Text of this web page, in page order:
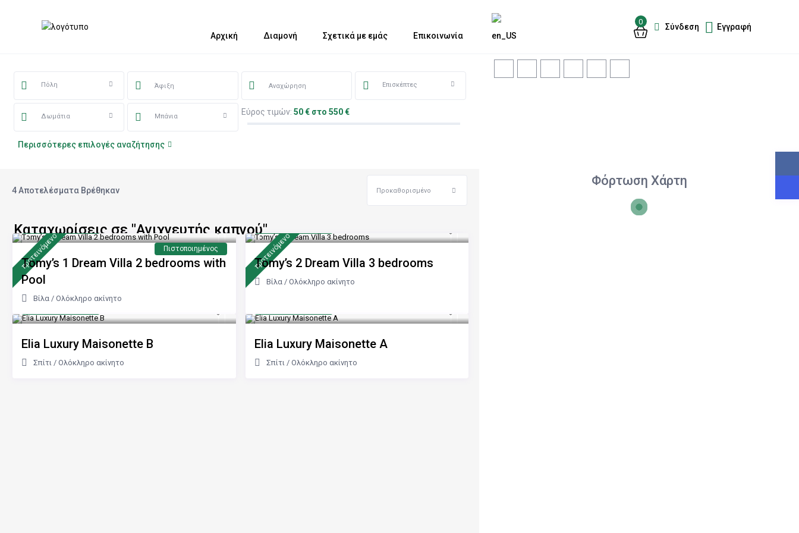
Αρχική Διαμονή Σχετικά με εμάς Επικοινωνία
0
Σύνδεση Εγγραφή
Φόρτωση Χάρτη
Πόλη Επισκέπτες
Δωμάτια Μπάνια Εύρος τιμών: 50 € στο 550 €
Περισσότερες επιλογές αναζήτησης
4 Αποτελέσματα Βρέθηκαν Προκαθορισμένο
Καταχωρίσεις σε "Ανιχνευτής καπνού"
από 240 €/νύχτα
προτεινόμενo Πιστοποιημένος
Tomy’s 1 Dream Villa 2 bedrooms with
Pool
Βίλα / Ολόκληρο ακίνητο
από 170 €
προτεινόμενo
Tomy’s 2 Dream Villa 3 bedrooms
Βίλα/ Ολόκληρο ακίνητο
Elia Luxury Maisonette B
Σπίτι / Ολόκληρο ακίνητο
Elia Luxury Maisonette A
Σπίτι/ Ολόκληρο ακίνητο